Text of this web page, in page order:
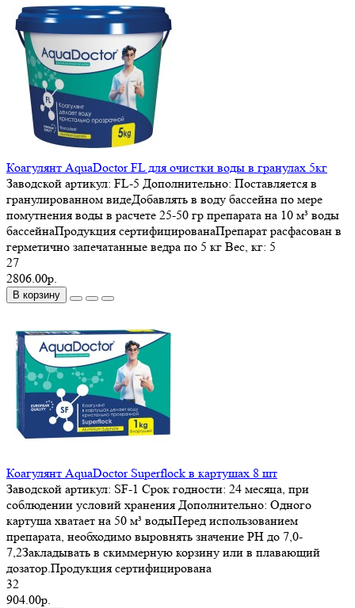
Коагулянт AquaDoctor FL для очистки воды в гранулах 5кг
Заводской артикул: FL-5 Дополнительно: Поставляется в
гранулированном видеДобавлять в воду бассейна по мере
помутнения воды в расчете 25-50 гр препарата на 10 м³ воды
бассейнаПродукция сертифицированаПрепарат расфасован в
герметично запечатанные ведра по 5 кг Вес, кг: 5
27
2806.00р.
В корзину
Коагулянт AquaDoctor Superflock в картушах 8 шт
Заводской артикул: SF-1 Срок годности: 24 месяца, при
соблюдении условий хранения Дополнительно: Одного
картуша хватает на 50 м³ водыПеред использованием
препарата, необходимо выровнять значение PH до 7,0-
7,2Закладывать в скиммерную корзину или в плавающий
дозатор.Продукция сертифицирована
32
904.00р.